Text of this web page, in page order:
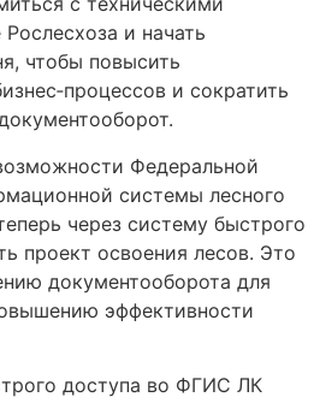
и начать
чтобы повысить
и сократить
Федеральной
системы лесного
через систему быстрого
проект освоения лесов. Это
документооборота для
эффективности
доступа во ФГИС ЛК